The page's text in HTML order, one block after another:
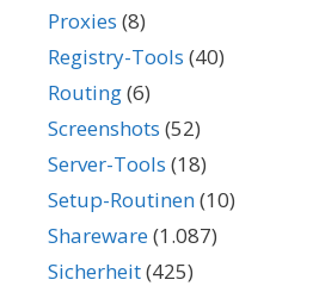
Proxies (8)
Registry-Tools (40)
Routing(6)
Screenshots (52)
Server-Tools (18)
Setup-Routinen(10)
Shareware(1.087)
Sicherheit(425)